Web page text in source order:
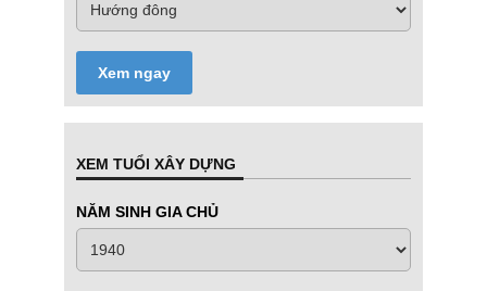
Xem ngay
XEM TUỔI XÂY DỰNG
NĂM SINH GIA CHỦ